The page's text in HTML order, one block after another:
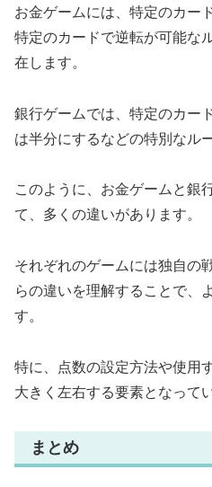
お金ゲームには、特定のカー
特定のカードで逆転が可能な
在します。
銀行ゲームでは、特定のカー
は半分にするなどの特別なル
このように、お金ゲームと銀
て、多くの違いがあります。
それぞれのゲームには独自の
らの違いを理解することで、
す。
特に、点数の設定方法や使用
大きく左右する要素となって
まとめ